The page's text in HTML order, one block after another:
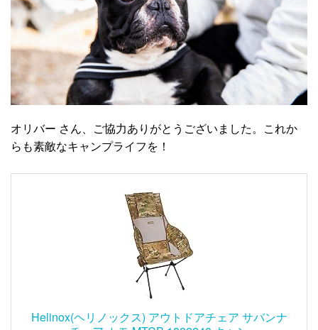
オリバー さん、ご協力ありがとうございました。これか
らも素敵なキャンプライフを！
Helinox(ヘリノックス) アウトドアチェア サバンナ